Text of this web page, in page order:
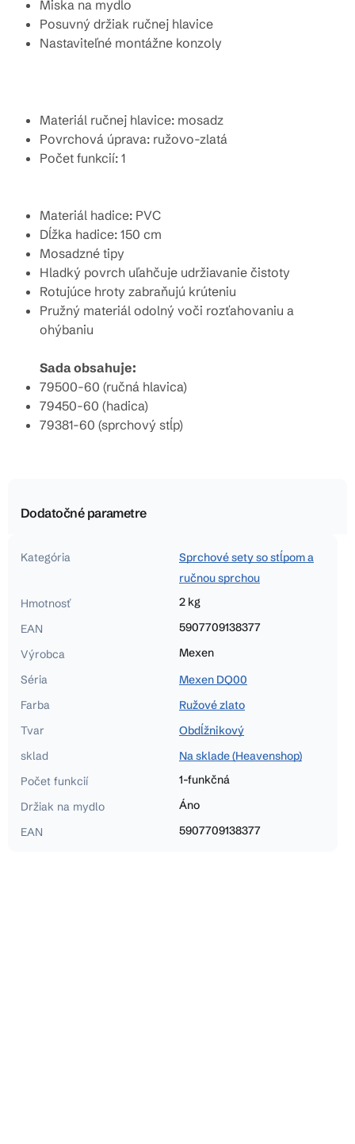
Miska na mydlo
Posuvný držiak ručnej hlavice
Nastaviteľné montážne konzoly
Materiál ručnej hlavice: mosadz
Povrchová úprava: ružovo-zlatá
Počet funkcií: 1
Materiál hadice: PVC
Dĺžka hadice: 150 cm
Mosadzné tipy
Hladký povrch uľahčuje udržiavanie čistoty
Rotujúce hroty zabraňujú krúteniu
Pružný materiál odolný voči rozťahovaniu a
ohýbaniu
Sada obsahuje:
79500-60 (ručná hlavica)
79450-60 (hadica)
79381-60 (sprchový stĺp)
Dodatočné parametre
Kategória
Sprchové sety so stĺpom a
ručnou sprchou
Hmotnosť
2 kg
EAN
5907709138377
Výrobca
Mexen
Séria
Mexen DQ00
Farba
Ružové zlato
Tvar
Obdĺžnikový
sklad
Na sklade (Heavenshop)
Počet funkcií
1-funkčná
Držiak na mydlo
Áno
EAN
5907709138377